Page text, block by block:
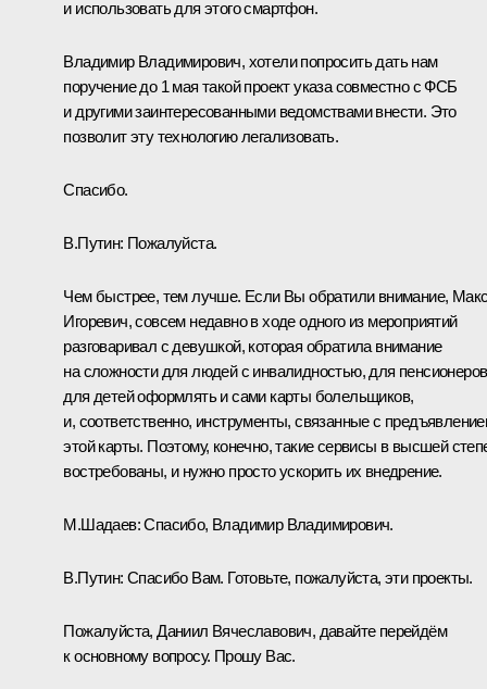
и использовать для этого смартфон.
Владимир Владимирович, хотели попросить дать нам
поручение до 1 мая такой проект указа совместно с ФСБ
и другими заинтересованными ведомствами внести. Это
позволит эту технологию легализовать.
Спасибо.
В.Путин: Пожалуйста.
Чем быстрее, тем лучше. Если Вы обратили внимание,
Игоревич, совсем недавно в ходе одного из мероприятий
разговаривал с девушкой, которая обратила внимание
на сложности для людей с инвалидностью, для
для детей оформлять и сами карты болельщиков,
и, соответственно, инструменты, связанные с
этой карты. Поэтому, конечно, такие сервисы в высшей
востребованы, и нужно просто ускорить их внедрение.
М.Шадаев:Спасибо, Владимир Владимирович.
В.Путин: Спасибо Вам. Готовьте, пожалуйста, эти проекты.
Пожалуйста, Даниил Вячеславович, давайте перейдём
к основному вопросу. Прошу Вас.